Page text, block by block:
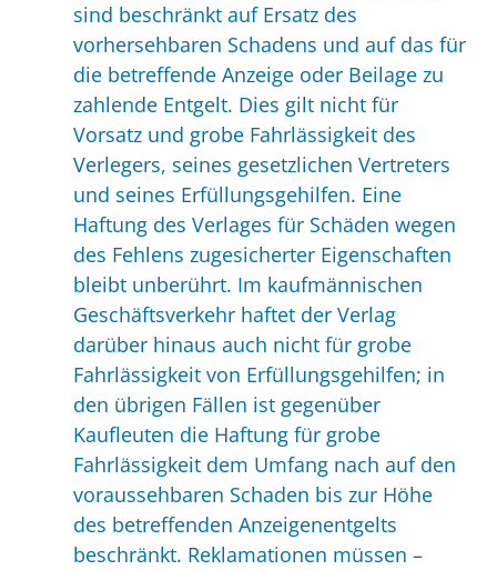
sind beschränkt auf Ersatz des
vorhersehbaren Schadens und auf das für
die betreffende Anzeige oder Beilage zu
zahlende Entgelt. Dies gilt nicht für
Vorsatz und grobe Fahrlässigkeit des
Verlegers, seines gesetzlichen Vertreters
und seines Erfüllungsgehilfen. Eine
Haftung des Verlages für Schäden wegen
des Fehlens zugesicherter Eigenschaften
bleibt unberührt. Im kaufmännischen
Geschäftsverkehr haftet der Verlag
darüber hinaus auch nicht für grobe
Fahrlässigkeit von Erfüllungsgehilfen; in
den übrigen Fällen ist gegenüber
Kaufleuten die Haftung für grobe
Fahrlässigkeit dem Umfang nach auf den
voraussehbaren Schaden bis zur Höhe
des betreffenden Anzeigenentgelts
beschränkt. Reklamationen müssen –